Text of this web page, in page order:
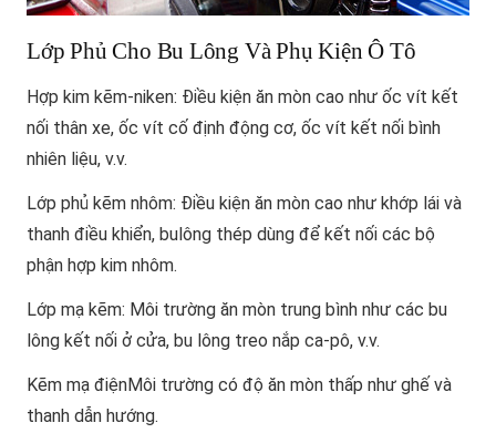
Lớp Phủ Cho Bu Lông Và Phụ Kiện Ô Tô
Hợp kim kẽm-niken: Điều kiện ăn mòn cao như ốc vít kết
nối thân xe, ốc vít cố định động cơ, ốc vít kết nối bình
nhiên liệu, v.v.
Lớp phủ kẽm nhôm: Điều kiện ăn mòn cao như khớp lái và
thanh điều khiển, bulông thép dùng để kết nối các bộ
phận hợp kim nhôm.
Lớp mạ kẽm: Môi trường ăn mòn trung bình như các bu
lông kết nối ở cửa, bu lông treo nắp ca-pô, v.v.
Kẽm mạ điệnMôi trường có độ ăn mòn thấp như ghế và
thanh dẫn hướng.